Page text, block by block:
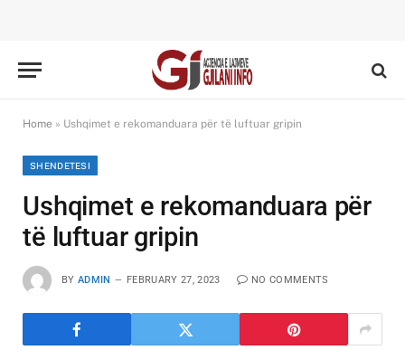
Home » Ushqimet e rekomanduara për të luftuar gripin
SHENDETESI
Ushqimet e rekomanduara për
të luftuar gripin
BY ADMIN FEBRUARY 27, 2023 NO COMMENTS